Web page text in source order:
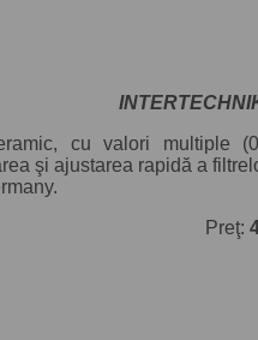
cu valori multiple
şi ajustarea rapidă a
Preţ: